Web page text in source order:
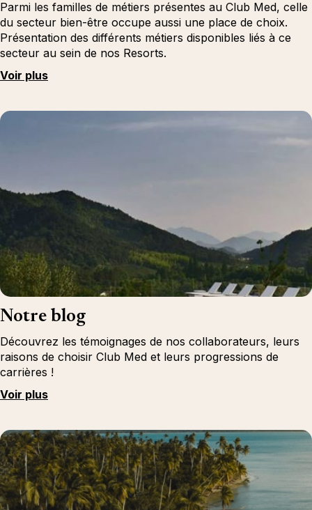
Parmi les familles de métiers présentes au Club Med, celle
du secteur bien-être occupe aussi une place de choix.
Présentation des différents métiers disponibles liés à ce
secteur au sein de nos Resorts.
Voir plus
Notre blog
Découvrez les témoignages de nos collaborateurs, leurs
raisons de choisir Club Med et leurs progressions de
carrières !
Voir plus